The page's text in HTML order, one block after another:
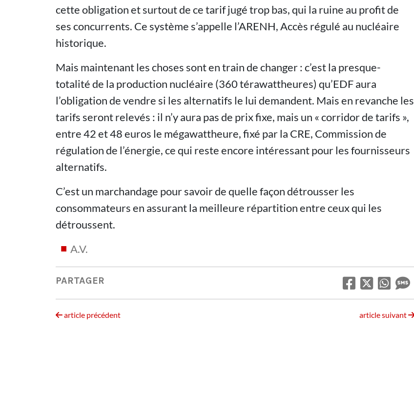
cette obligation et surtout de ce tarif jugé trop bas, qui la ruine au profit de
ses concurrents. Ce système s’appelle l’ARENH, Accès régulé au nucléaire
historique.
Mais maintenant les choses sont en train de changer : c’est la presque-
totalité de la production nucléaire (360 térawattheures) qu’EDF aura
l’obligation de vendre si les alternatifs le lui demandent. Mais en revanche les
tarifs seront relevés : il n’y aura pas de prix fixe, mais un « corridor de tarifs »,
entre 42 et 48 euros le mégawattheure, fixé par la CRE, Commission de
régulation de l’énergie, ce qui reste encore intéressant pour les fournisseurs
alternatifs.
C’est un marchandage pour savoir de quelle façon détrousser les
consommateurs en assurant la meilleure répartition entre ceux qui les
détroussent.
A.V.
PARTAGER
article précédent article suivant